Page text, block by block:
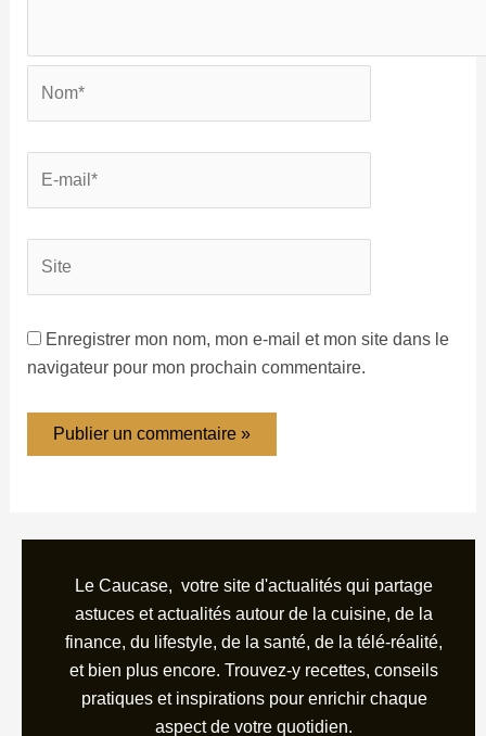
Enregistrer mon nom, mon e-mail et mon site dans le
navigateur pour mon prochain commentaire.
Le Caucase, votre site d'actualités qui partage
astuces et actualités autour de la cuisine, de la
finance, du lifestyle, de la santé, de la télé-réalité,
et bien plus encore. Trouvez-y recettes, conseils
pratiques et inspirations pour enrichir chaque
aspect de votre quotidien.